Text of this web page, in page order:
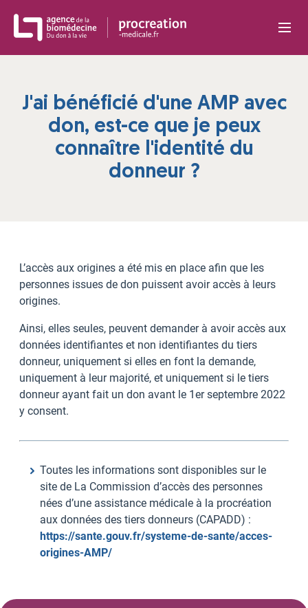
J'ai bénéficié d'une AMP avec
don, est-ce que je peux
connaître l'identité du
donneur ?
L’accès aux origines a été mis en place afin que les
personnes issues de don puissent avoir accès à leurs
origines.
Ainsi, elles seules, peuvent demander à avoir accès aux
données identifiantes et non identifiantes du tiers
donneur, uniquement si elles en font la demande,
uniquement à leur majorité, et uniquement si le tiers
donneur ayant fait un don avant le 1er septembre 2022
y consent.
Toutes les informations sont disponibles sur le
site de La Commission d’accès des personnes
nées d’une assistance médicale à la procréation
aux données des tiers donneurs (CAPADD) :
https://sante.gouv.fr/systeme-de-sante/acces-
origines-AMP/